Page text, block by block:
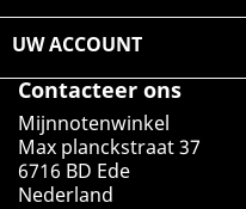
UW ACCOUNT
Contacteer ons
Mijnnotenwinkel
Max planckstraat 37
6716 BD Ede
Nederland